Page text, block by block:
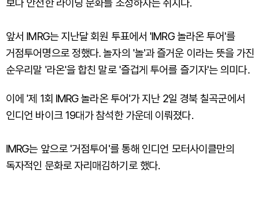
앞서 IMRG는 지난달 회원 투표에서 'IMRG 놀라온 투어'를
거점투어명으로 정했다. 놀자의 '놀'과 즐거운 이라는 뜻을 가진
순우리말 '라온'을 합친 말로 '즐겁게 투어를 즐기자'는 의미다.
이에 '제 1회 IMRG 놀라온 투어'가 지난 2일 경북 칠곡군에서
인디언 바이크 19대가 참석한 가운데 이뤄졌다.
IMRG는 앞으로 '거점투어'를 통해 인디언 모터사이클만의
독자적인 문화로 자리매김하기로 했다.